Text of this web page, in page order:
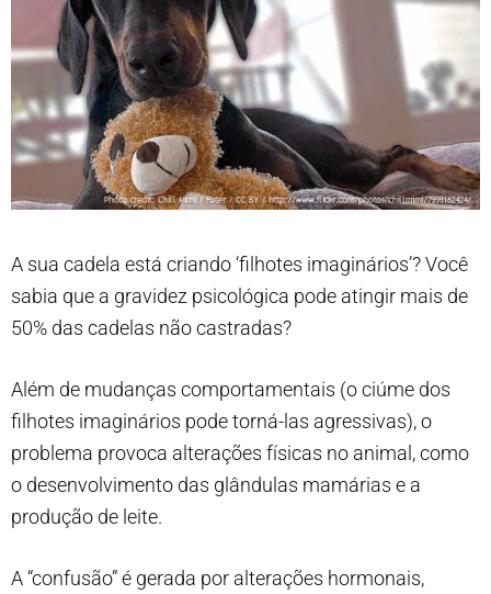
A sua cadela está criando ‘filhotes imaginários’? Você
sabia que a gravidez psicológica pode atingir mais de
50% das cadelas não castradas?
Além de mudanças comportamentais (o ciúme dos
filhotes imaginários pode torná-las agressivas), o
problema provoca alterações físicas no animal, como
o desenvolvimento das glândulas mamárias e a
produção de leite.
A “confusão” é gerada por alterações hormonais,